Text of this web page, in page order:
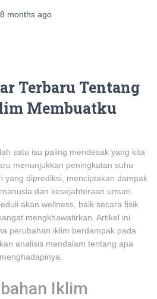
8 months ago
Terbaru Tentang
Membuatku
satu isu paling mendesak yang kita
menunjukkan peningkatan suhu
yang diprediksi, menciptakan dampak
dan kesejahteraan umum.
akan wellness, baik secara fisik
mengkhawatirkan. Artikel ini
perubahan iklim berdampak pada
analisis mendalam tentang apa
Iklim